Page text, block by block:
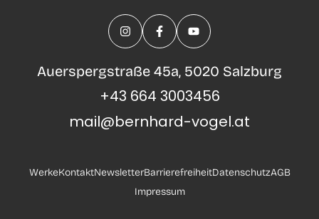
Auerspergstraße 45a, 5020 Salzburg
+43 664 3003456
mail@bernhard-vogel.at
WerkeKontaktNewsletterBarrierefreiheitDatenschutzAGB
Impressum